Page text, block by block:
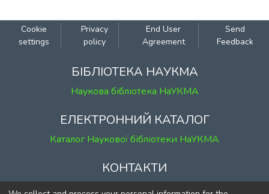
Cookie
settings
Privacy
policy
End User
Agreement
Send
Feedback
БІБЛІОТЕКА НАУКМА
Наукова бібліотека НаУКМА
ЕЛЕКТРОННИЙ КАТАЛОГ
Каталог Наукової бібліотеки НаУКМА
КОНТАКТИ
м. Київ, вул. Григорія Сковороди, 2